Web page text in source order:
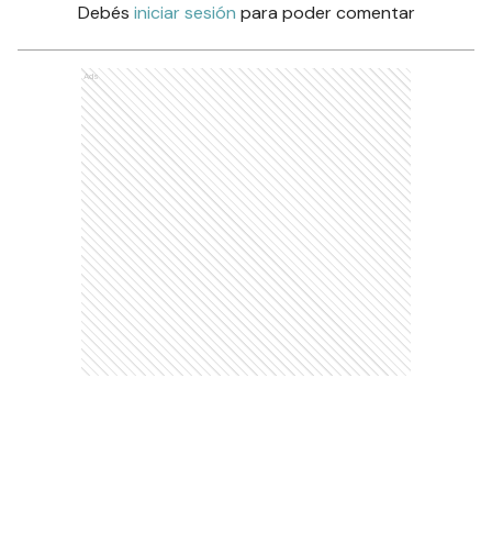
Debés iniciar sesión para poder comentar
Ads